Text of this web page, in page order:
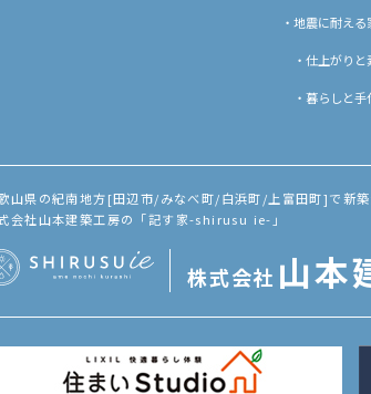
・地震に耐える
・仕上がりと
・暮らしと手
山県の紀南地方[田辺市/みなべ町/白浜町/上富田町]で新
会社山本建築工房の「記す家-shirusu ie-」
株式会社 山本